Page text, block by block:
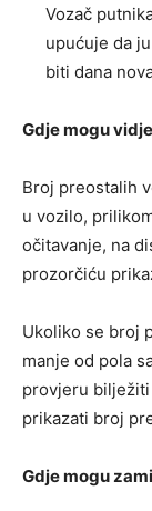
Vozač
upućuje da
biti dana
Gdje mogu
Broj preostalih
u vozilo,
očitavanje, na
prozorčiću
Ukoliko se broj
manje od pola
provjeru bilježiti
prikazati broj
Gdje mogu